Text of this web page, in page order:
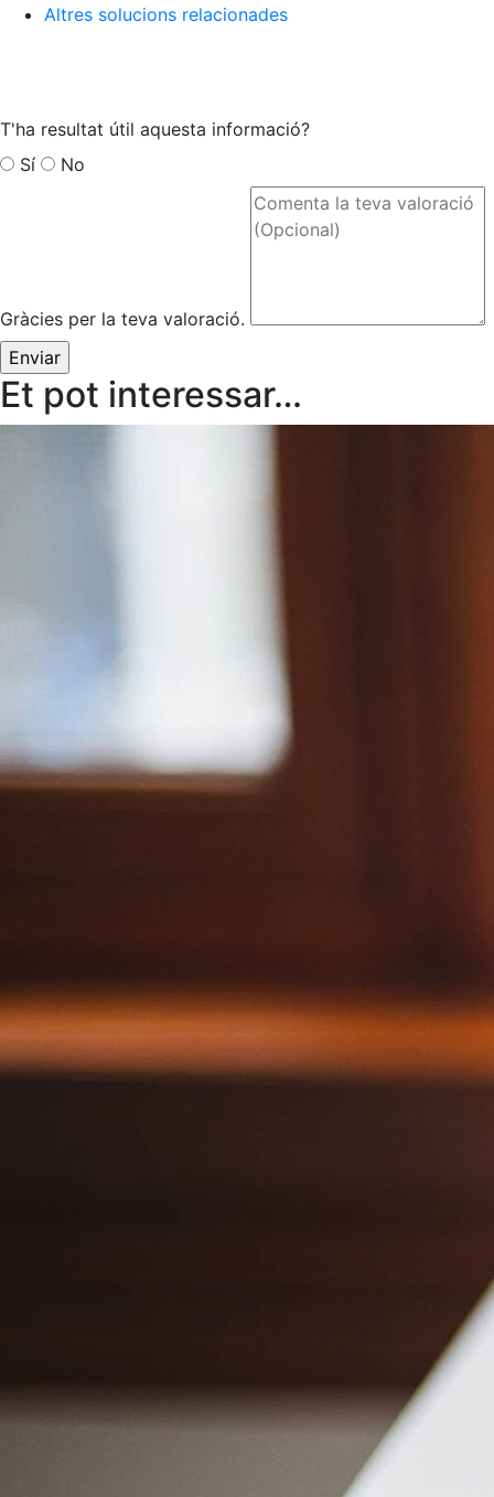
Altres solucions relacionades
T'ha resultat útil aquesta informació?
Sí
No
Gràcies per la teva valoració.
Et pot interessar…